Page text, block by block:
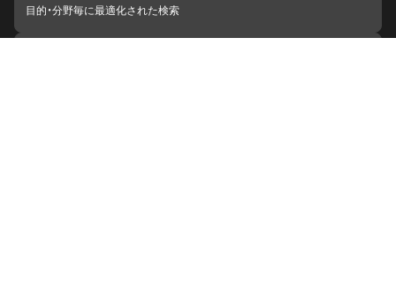
目的・分野毎に最適化された検索